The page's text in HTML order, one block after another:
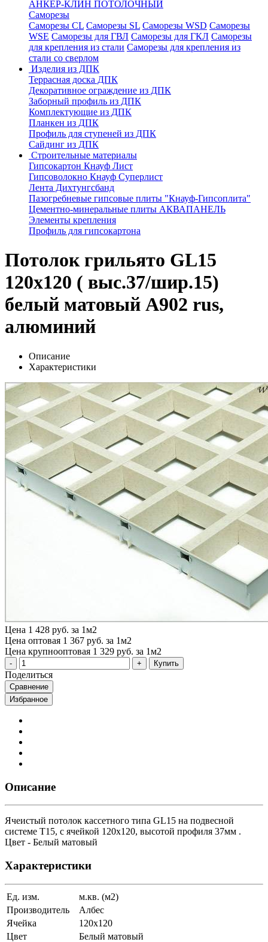
АНКЕР-КЛИН ПОТОЛОЧНЫЙ
Саморезы
Саморезы CL Саморезы SL Саморезы WSD Саморезы
WSE Саморезы для ГВЛ Саморезы для ГКЛ Саморезы
для крепления из стали Саморезы для крепления из
стали со сверлом
Изделия из ДПК
Террасная доска ДПК
Декоративное ограждение из ДПК
Заборный профиль из ДПК
Комплектующие из ДПК
Планкен из ДПК
Профиль для ступеней из ДПК
Сайдинг из ДПК
Строительные материалы
Гипсокартон Кнауф Лист
Гипсоволокно Кнауф Суперлист
Лента Дихтунгсбанд
Пазогребневые гипсовые плиты "Кнауф-Гипсоплита"
Цементно-минеральные плиты АКВАПАНЕЛЬ
Элементы крепления
Профиль для гипсокартона
Потолок грильято GL15
120х120 ( выс.37/шир.15)
белый матовый А902 rus,
алюминий
Описание
Характеристики
Цена 1 428 руб. за 1м2
Цена оптовая 1 367 руб. за 1м2
Цена крупнооптовая 1 329 руб. за 1м2
Купить
Поделиться
Сравнение
Избранное
Описание
Ячеистый потолок кассетного типа GL15 на подвесной
системе Т15, с ячейкой 120х120, высотой профиля 37мм .
Цвет - Белый матовый
Характеристики
Ед. изм.
м.кв. (м2)
Производитель
Албес
Ячейка
120х120
Цвет
Белый матовый